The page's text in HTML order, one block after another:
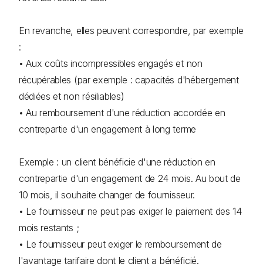
En revanche, elles peuvent correspondre, par exemple
:
• Aux coûts incompressibles engagés et non
récupérables (par exemple : capacités d'hébergement
dédiées et non résiliables)
• Au remboursement d'une réduction accordée en
contrepartie d'un engagement à long terme
Exemple : un client bénéficie d'une réduction en
contrepartie d'un engagement de 24 mois. Au bout de
10 mois, il souhaite changer de fournisseur.
• Le fournisseur ne peut pas exiger le paiement des 14
mois restants ;
• Le fournisseur peut exiger le remboursement de
l'avantage tarifaire dont le client a bénéficié.